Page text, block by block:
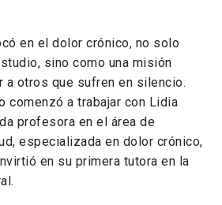
en el dolor crónico, no solo
sino como una misión
a otros que sufren en silencio.
comenzó a trabajar con Lidia
profesora en el área de
especializada en dolor crónico,
en su primera tutora en la